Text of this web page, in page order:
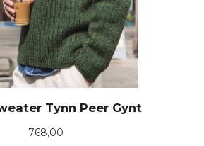
Tynn Peer Gynt
Pris
768,00